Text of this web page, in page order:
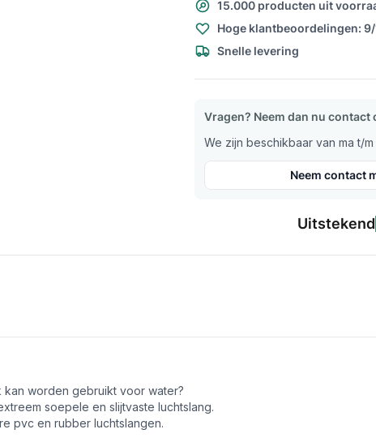
15.000 producten uit
Hoge klantbeoordelingen:
Snelle levering
Vragen? Neem dan nu contact
We zijn beschikbaar van ma t/
Neem contact
Uitstekend
worden gebruikt voor water?
soepele en slijtvaste luchtslang.
pvc en rubber luchtslangen.